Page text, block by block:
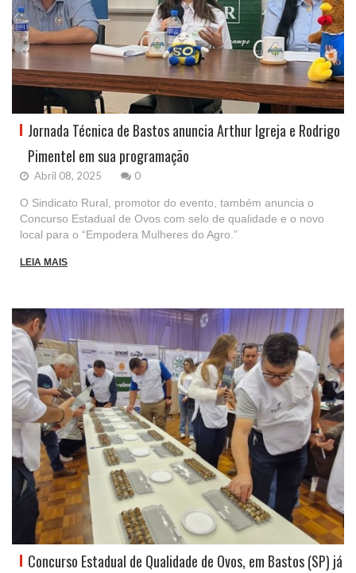
Jornada Técnica de Bastos anuncia Arthur Igreja e Rodrigo
Pimentel em sua programação
Abril 08, 2025 0
O Sindicato Rural, promotor do evento, também anuncia o
Concurso Estadual de Ovos com selo de qualidade e o novo
local para o “Empodera Mulheres do Agro.”
LEIA MAIS
Concurso Estadual de Qualidade de Ovos, em Bastos (SP) já